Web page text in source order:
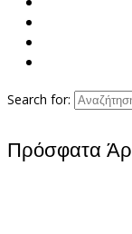
Search for:
Πρόσφατα